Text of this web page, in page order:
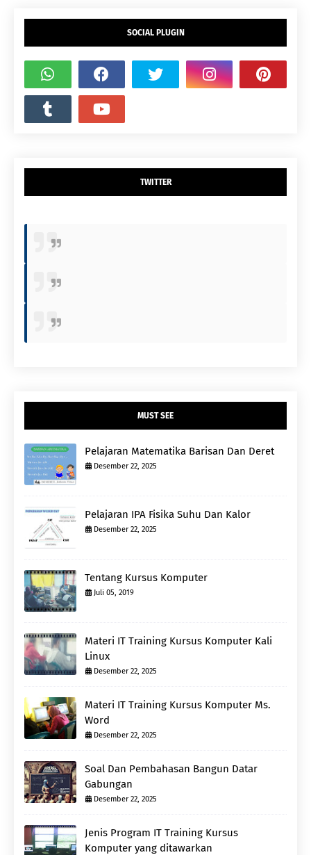
SOCIAL PLUGIN
TWITTER
MUST SEE
Pelajaran Matematika Barisan Dan Deret
Desember 22, 2025
Pelajaran IPA Fisika Suhu Dan Kalor
Desember 22, 2025
Tentang Kursus Komputer
Juli 05, 2019
Materi IT Training Kursus Komputer Kali
Linux
Desember 22, 2025
Materi IT Training Kursus Komputer Ms.
Word
Desember 22, 2025
Soal Dan Pembahasan Bangun Datar
Gabungan
Desember 22, 2025
Jenis Program IT Training Kursus
Komputer yang ditawarkan